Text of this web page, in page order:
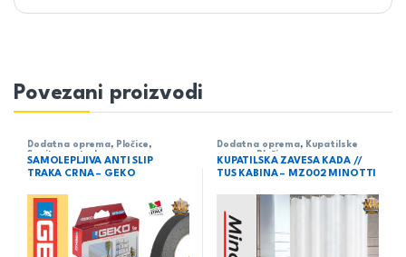
Povezani proizvodi
Dodatna oprema, Pločice ,
Sanitarne trake
SAMOLEPLJIVA ANTI SLIP
TRAKA CRNA – GEKO
Dodatna oprema, Kupatilske
zavese, Pločice
KUPATILSKA ZAVESA KADA //
TUS KABINA – MZ002 MINOTTI